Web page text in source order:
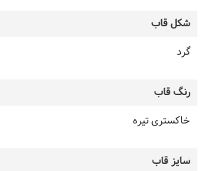
شکل قاب
گرد
رنگ قاب
خاکستری تیره
سایز قاب